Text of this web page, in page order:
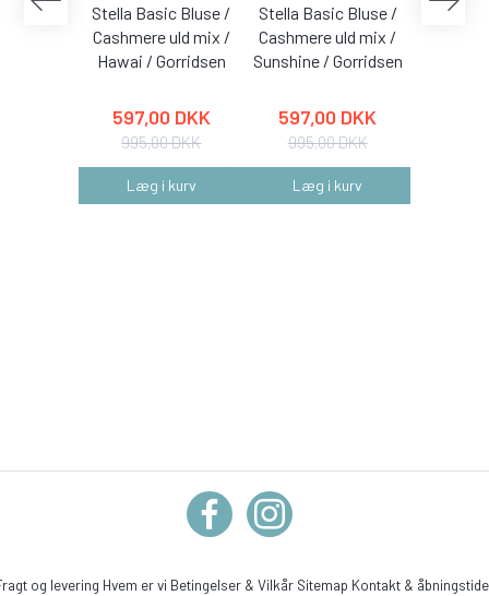
Stella Basic Bluse /
Cashmere uld mix /
Hawai / Gorridsen
597,00 DKK
995,00 DKK
Læg i kurv
Stella Basic Bluse /
Cashmere uld mix /
Sunshine / Gorridsen
597,00 DKK
995,00 DKK
Læg i kurv
Stella
og levering Hvem er vi Betingelser & Vilkår Sitemap Kontakt &